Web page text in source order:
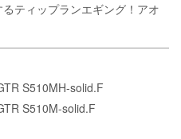
ティップランエギング！アオ
S510MH-solid.F
S510M-solid.F